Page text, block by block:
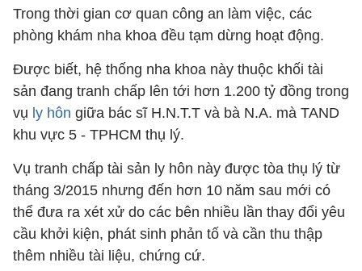
Trong thời gian cơ quan công an làm việc, các
phòng khám nha khoa đều tạm dừng hoạt động.
Được biết, hệ thống nha khoa này thuộc khối tài
sản đang tranh chấp lên tới hơn 1.200 tỷ đồng trong
vụ ly hôn giữa bác sĩ H.N.T.T và bà N.A. mà TAND
khu vực 5 - TPHCM thụ lý.
Vụ tranh chấp tài sản ly hôn này được tòa thụ lý từ
tháng 3/2015 nhưng đến hơn 10 năm sau mới có
thể đưa ra xét xử do các bên nhiều lần thay đổi yêu
cầu khởi kiện, phát sinh phản tố và cần thu thập
thêm nhiều tài liệu, chứng cứ.